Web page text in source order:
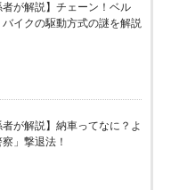
者が解説】チェーン！ベル
バイクの駆動方式の謎を解説
者が解説】納車ってなに？よ
」撃退法！